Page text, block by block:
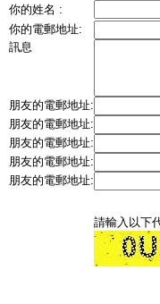
你的姓名 :
你的電郵地址:
訊息
朋友的電郵地址:
朋友的電郵地址:
朋友的電郵地址:
朋友的電郵地址:
朋友的電郵地址:
請輸入以下